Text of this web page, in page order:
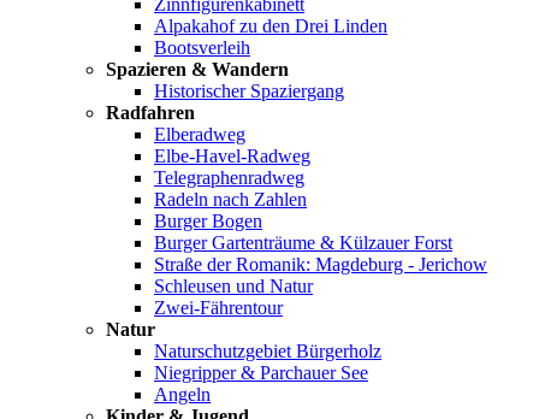
Zinnfigurenkabinett
Alpakahof zu den Drei Linden
Bootsverleih
Spazieren & Wandern
Historischer Spaziergang
Radfahren
Elberadweg
Elbe-Havel-Radweg
Telegraphenradweg
Radeln nach Zahlen
Burger Bogen
Burger Gartenträume & Külzauer Forst
Straße der Romanik: Magdeburg - Jerichow
Schleusen und Natur
Zwei-Fährentour
Natur
Naturschutzgebiet Bürgerholz
Niegripper & Parchauer See
Angeln